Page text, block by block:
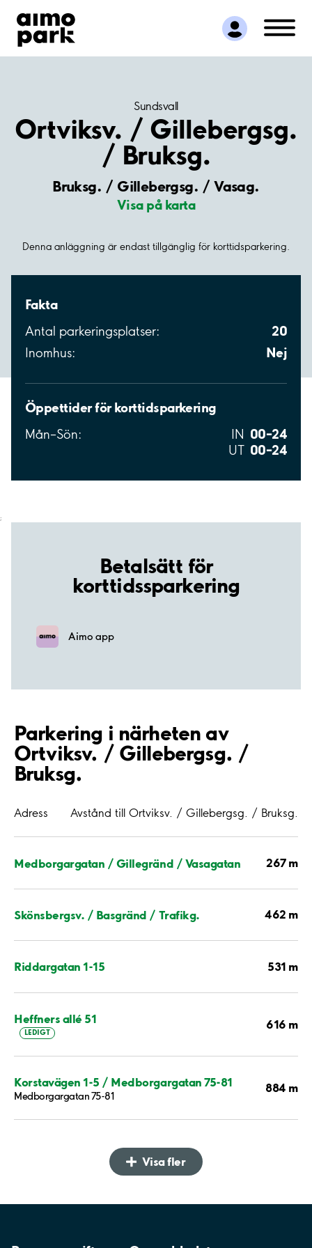
Hitta parkering
Samarbete
Kundservice
Sundsvall
Ortviksv. / Gillebergsg.
/ Bruksg.
Bruksg. / Gillebergsg. / Vasag.
Visa på karta
Denna anläggning är endast tillgänglig för korttidsparkering.
Fakta
Antal parkeringsplatser: 20
Inomhus: Nej
Öppettider för korttidsparkering
Mån–Sön: IN 00–24
UT 00–24
;
Betalsätt för
korttidssparkering
Aimo app
Parkering i närheten av
Ortviksv. / Gillebergsg. /
Bruksg.
Adress Avstånd till Ortviksv. / Gillebergsg. / Bruksg.
Medborgargatan / Gillegränd / Vasagatan 267 m
Skönsbergsv. / Basgränd / Trafikg. 462 m
Riddargatan 1-15 531 m
Heffners allé 51
LEDIGT
616 m
Korstavägen 1-5 / Medborgargatan 75-81
Medborgargatan 75-81
884 m
Visa fler